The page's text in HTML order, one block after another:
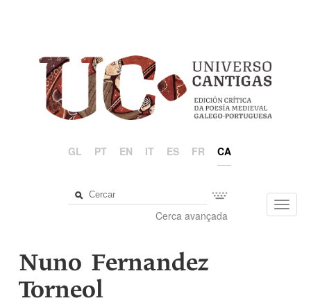
GL PT EN IT ES FR CA
Cerca avançada
Nuno Fernandez
Torneol